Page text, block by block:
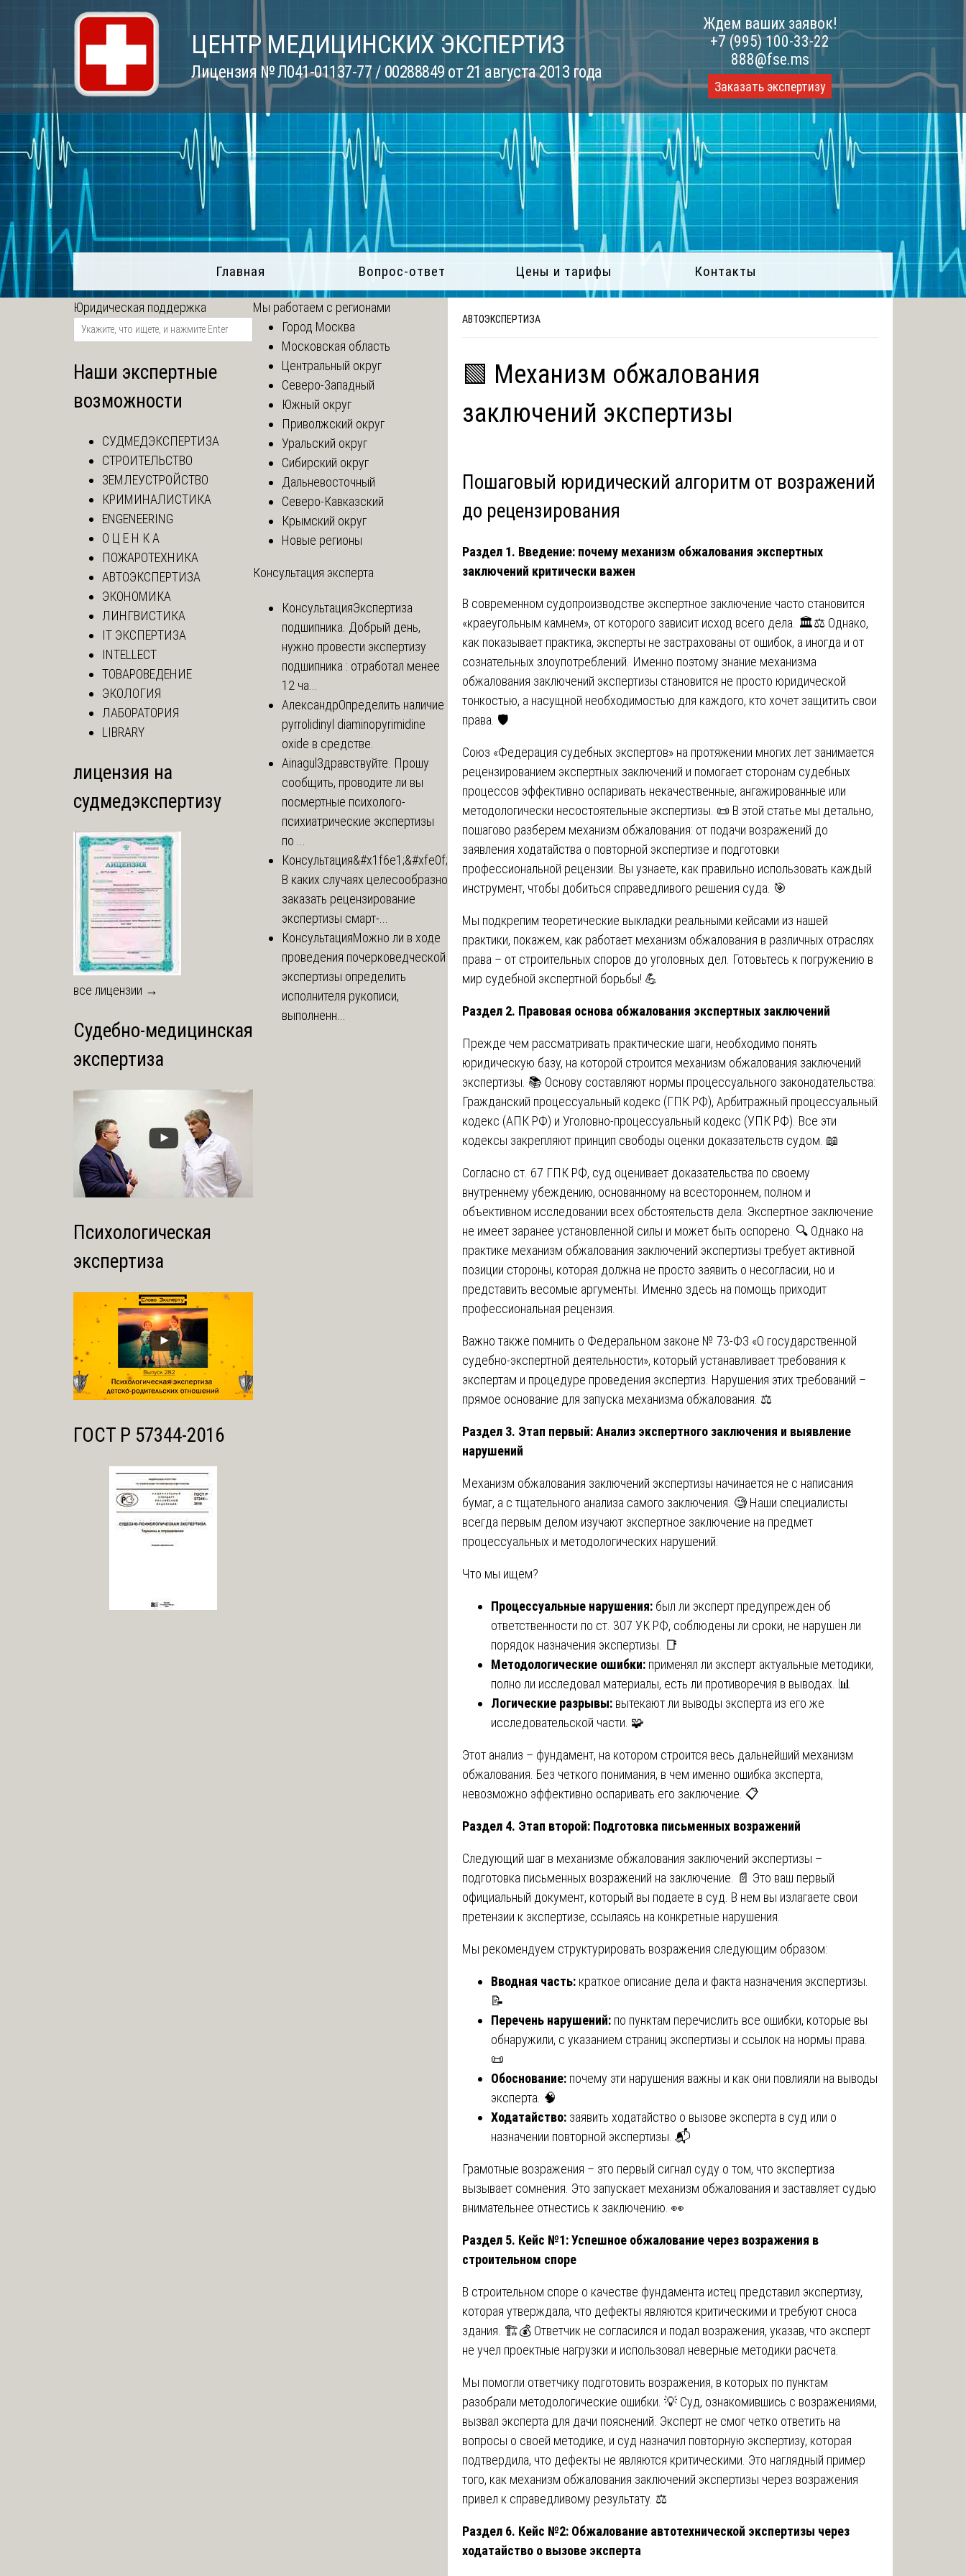
ЦЕНТР МЕДИЦИНСКИХ ЭКСПЕРТИЗ
Лицензия № Л041-01137-77 / 00288849 от 21 августа 2013 года
Ждем ваших заявок!
+7 (995) 100-33-22
888@fse.ms
Заказать экспертизу
Главная Вопрос-ответ Цены и тарифы Контакты
АВТОЭКСПЕРТИЗА
🟩 Механизм обжалования
заключений экспертизы
Пошаговый юридический алгоритм от возражений
до рецензирования
Раздел 1. Введение: почему механизм обжалования экспертных
заключений критически важен
В современном судопроизводстве экспертное заключение часто становится
«краеугольным камнем», от которого зависит исход всего дела. 🏛️⚖️ Однако,
как показывает практика, эксперты не застрахованы от ошибок, а иногда и от
сознательных злоупотреблений. Именно поэтому знание механизма
обжалования заключений экспертизы становится не просто юридической
тонкостью, а насущной необходимостью для каждого, кто хочет защитить свои
права. 🛡️
Союз «Федерация судебных экспертов» на протяжении многих лет занимается
рецензированием экспертных заключений и помогает сторонам судебных
процессов эффективно оспаривать некачественные, ангажированные или
методологически несостоятельные экспертизы. 📜 В этой статье мы детально,
пошагово разберем механизм обжалования: от подачи возражений до
заявления ходатайства о повторной экспертизе и подготовки
профессиональной рецензии. Вы узнаете, как правильно использовать каждый
инструмент, чтобы добиться справедливого решения суда. 🎯
Мы подкрепим теоретические выкладки реальными кейсами из нашей
практики, покажем, как работает механизм обжалования в различных отраслях
права – от строительных споров до уголовных дел. Готовьтесь к погружению в
мир судебной экспертной борьбы! 💪
Раздел 2. Правовая основа обжалования экспертных заключений
Прежде чем рассматривать практические шаги, необходимо понять
юридическую базу, на которой строится механизм обжалования заключений
экспертизы. 📚 Основу составляют нормы процессуального законодательства:
Гражданский процессуальный кодекс (ГПК РФ), Арбитражный процессуальный
кодекс (АПК РФ) и Уголовно-процессуальный кодекс (УПК РФ). Все эти
кодексы закрепляют принцип свободы оценки доказательств судом. 📖
Согласно ст. 67 ГПК РФ, суд оценивает доказательства по своему
внутреннему убеждению, основанному на всестороннем, полном и
объективном исследовании всех обстоятельств дела. Экспертное заключение
не имеет заранее установленной силы и может быть оспорено. 🔍 Однако на
практике механизм обжалования заключений экспертизы требует активной
позиции стороны, которая должна не просто заявить о несогласии, но и
представить весомые аргументы. Именно здесь на помощь приходит
профессиональная рецензия.
Важно также помнить о Федеральном законе № 73-ФЗ «О государственной
судебно-экспертной деятельности», который устанавливает требования к
экспертам и процедуре проведения экспертиз. Нарушения этих требований –
прямое основание для запуска механизма обжалования. ⚖️
Раздел 3. Этап первый: Анализ экспертного заключения и выявление
нарушений
Механизм обжалования заключений экспертизы начинается не с написания
бумаг, а с тщательного анализа самого заключения. 🧐 Наши специалисты
всегда первым делом изучают экспертное заключение на предмет
процессуальных и методологических нарушений.
Что мы ищем?
Процессуальные нарушения: был ли эксперт предупрежден об
ответственности по ст. 307 УК РФ, соблюдены ли сроки, не нарушен ли
порядок назначения экспертизы. 📑
Методологические ошибки: применял ли эксперт актуальные методики,
полно ли исследовал материалы, есть ли противоречия в выводах. 📊
Логические разрывы: вытекают ли выводы эксперта из его же
исследовательской части. 🧩
Этот анализ – фундамент, на котором строится весь дальнейший механизм
обжалования. Без четкого понимания, в чем именно ошибка эксперта,
невозможно эффективно оспаривать его заключение. 📋
Раздел 4. Этап второй: Подготовка письменных возражений
Следующий шаг в механизме обжалования заключений экспертизы –
подготовка письменных возражений на заключение. 📄 Это ваш первый
официальный документ, который вы подаете в суд. В нем вы излагаете свои
претензии к экспертизе, ссылаясь на конкретные нарушения.
Мы рекомендуем структурировать возражения следующим образом:
Вводная часть: краткое описание дела и факта назначения экспертизы.
📝
Перечень нарушений: по пунктам перечислить все ошибки, которые вы
обнаружили, с указанием страниц экспертизы и ссылок на нормы права.
📜
Обоснование: почему эти нарушения важны и как они повлияли на выводы
эксперта. 🧠
Ходатайство: заявить ходатайство о вызове эксперта в суд или о
назначении повторной экспертизы. 📬
Грамотные возражения – это первый сигнал суду о том, что экспертиза
вызывает сомнения. Это запускает механизм обжалования и заставляет судью
внимательнее отнестись к заключению. 👀
Раздел 5. Кейс №1: Успешное обжалование через возражения в
строительном споре
В строительном споре о качестве фундамента истец представил экспертизу,
которая утверждала, что дефекты являются критическими и требуют сноса
здания. 🏗️💰 Ответчик не согласился и подал возражения, указав, что эксперт
не учел проектные нагрузки и использовал неверные методики расчета.
Мы помогли ответчику подготовить возражения, в которых по пунктам
разобрали методологические ошибки. 💡 Суд, ознакомившись с возражениями,
вызвал эксперта для дачи пояснений. Эксперт не смог четко ответить на
вопросы о своей методике, и суд назначил повторную экспертизу, которая
подтвердила, что дефекты не являются критическими. Это наглядный пример
того, как механизм обжалования заключений экспертизы через возражения
привел к справедливому результату. ⚖️
Раздел 6. Кейс №2: Обжалование автотехнической экспертизы через
ходатайство о вызове эксперта
Юридическая поддержка
Наши экспертные
возможности
СУДМЕДЭКСПЕРТИЗА
СТРОИТЕЛЬСТВО
ЗЕМЛЕУСТРОЙСТВО
КРИМИНАЛИСТИКА
ENGENEERING
О Ц Е Н К А
ПОЖАРОТЕХНИКА
АВТОЭКСПЕРТИЗА
ЭКОНОМИКА
ЛИНГВИСТИКА
IT ЭКСПЕРТИЗА
INTELLECT
ТОВАРОВЕДЕНИЕ
ЭКОЛОГИЯ
ЛАБОРАТОРИЯ
LIBRARY
лицензия на
судмедэкспертизу
все лицензии →
Судебно-медицинская
экспертиза
Психологическая
экспертиза
ГОСТ Р 57344-2016
Мы работаем с регионами
Город Москва
Московская область
Центральный округ
Северо-Западный
Южный округ
Приволжский округ
Уральский округ
Сибирский округ
Дальневосточный
Северо-Кавказский
Крымский округ
Новые регионы
Консультация эксперта
КонсультацияЭкспертиза
подшипника. Добрый день,
нужно провести экспертизу
подшипника : отработал менее
12 ча...
АлександрОпределить наличие
pyrrolidinyl diaminopyrimidine
oxide в средстве.
Ainagul Здравствуйте. Прошу
сообщить, проводите ли вы
посмертные психолого-
психиатрические экспертизы
по ...
Консультация&#x1f6e1;&#xfe0f;
В каких случаях целесообразно
заказать рецензирование
экспертизы смарт-...
КонсультацияМожно ли в ходе
проведения почерковедческой
экспертизы определить
исполнителя рукописи,
выполненн...